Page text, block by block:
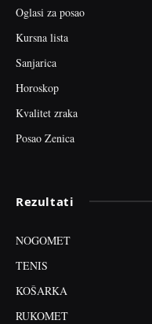
Oglasi za posao
Kursna lista
Sanjarica
Horoskop
Kvalitet zraka
Posao Zenica
Rezultati
NOGOMET
TENIS
KOŠARKA
RUKOMET